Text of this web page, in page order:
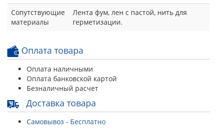
Сопутствующие
материалы
Лента фум, лен с пастой, нить для
герметизации.
Оплата товара
Оплата наличными
Оплата банковской картой
Безналичный расчет
Доставка товара
Самовывоз - Бесплатно